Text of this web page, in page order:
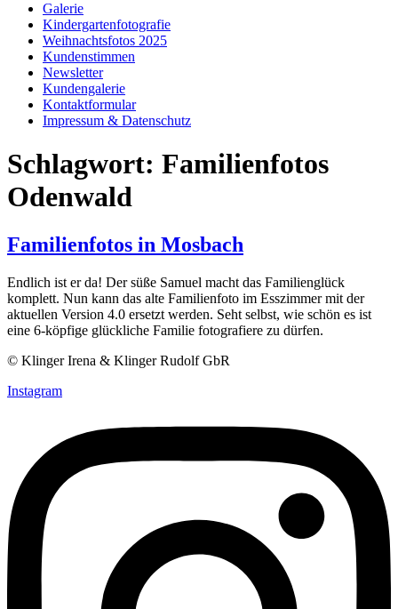
Galerie
Kindergartenfotografie
Weihnachtsfotos 2025
Kundenstimmen
Newsletter
Kundengalerie
Kontaktformular
Impressum & Datenschutz
Schlagwort: Familienfotos
Odenwald
Familienfotos in Mosbach
Endlich ist er da! Der süße Samuel macht das Familienglück
komplett. Nun kann das alte Familienfoto im Esszimmer mit der
aktuellen Version 4.0 ersetzt werden. Seht selbst, wie schön es ist
eine 6-köpfige glückliche Familie fotografiere zu dürfen.
© Klinger Irena & Klinger Rudolf GbR
Instagram